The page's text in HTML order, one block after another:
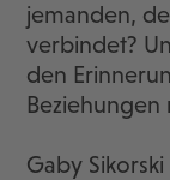
jemanden,
verbindet?
den
Gaby Sikorski